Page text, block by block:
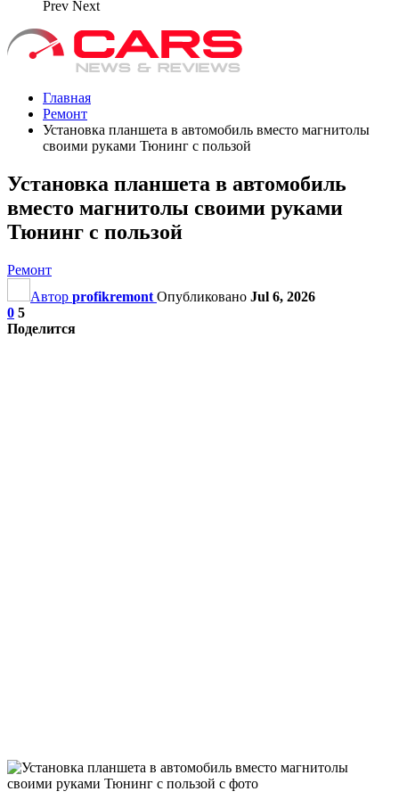
Prev Next
Главная
Ремонт
Установка планшета в автомобиль вместо магнитолы
своими руками Тюнинг с пользой
Установка планшета в автомобиль
вместо магнитолы своими руками
Тюнинг с пользой
Ремонт
Автор profikremont Опубликовано Jul 6, 2026
0 5
Поделится